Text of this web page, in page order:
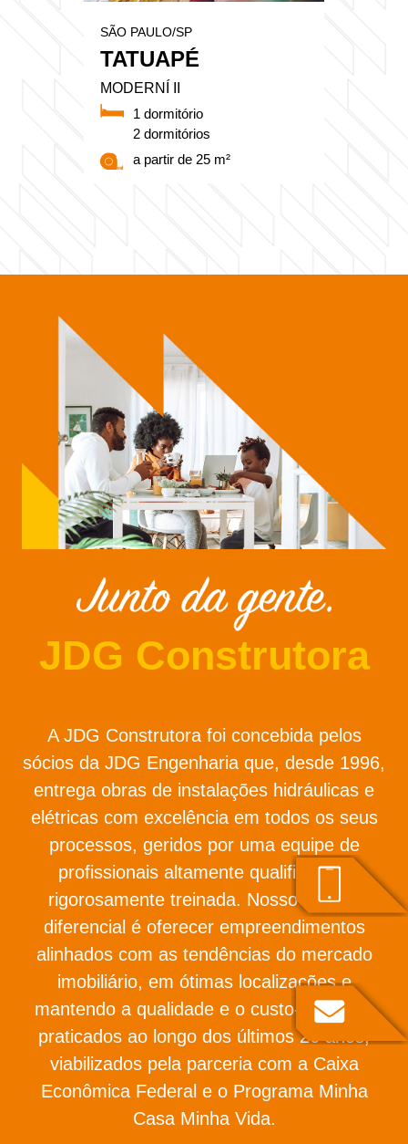
SÃO PAULO/SP
TATUAPÉ
MODERNÍ II
1 dormitório
2 dormitórios
a partir de 25 m²
JDG Construtora
A JDG Construtora foi concebida pelos
sócios da JDG Engenharia que, desde 1996,
entrega obras de instalações hidráulicas e
elétricas com excelência em todos os seus
processos, geridos por uma equipe de
profissionais altamente qualificada e
rigorosamente treinada. Nosso grande
diferencial é oferecer empreendimentos
alinhados com as tendências do mercado
imobiliário, em ótimas localizações e
mantendo a qualidade e o custo-benefício
praticados ao longo dos últimos 26 anos,
viabilizados pela parceria com a Caixa
Econômica Federal e o Programa Minha
Casa Minha Vida.